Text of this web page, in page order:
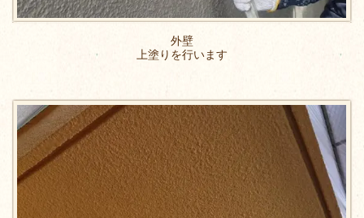
外壁
上塗りを行います